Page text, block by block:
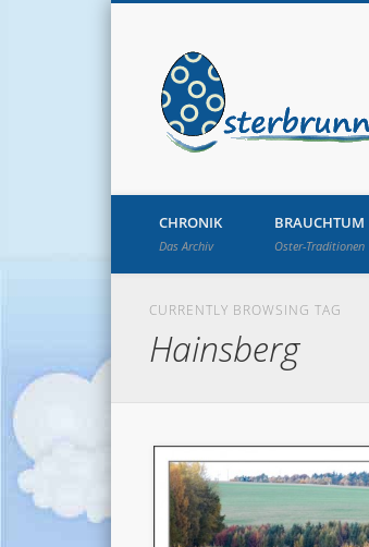
CHRONIK
Das Archiv
BRAUCHTUM
Oster-Traditionen
CURRENTLY BROWSING TAG
Hainsberg